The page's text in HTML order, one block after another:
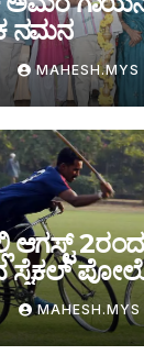
ನಮನ
MAHESH.MYS
ಆಗಸ್ಟ್‌
ಸೈಕಲ್
MAHESH.MYS